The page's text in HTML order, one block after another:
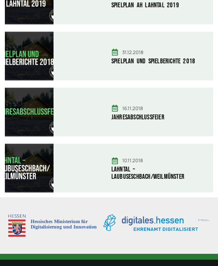
Spielplan AH Lahntal 2019
31.12.2018
Spielplan und Spielberichte 2018
16.11.2018
Jahresabschlussfeier
10.11.2018
Lahntal –
Laubuseschbach/Weilmünster